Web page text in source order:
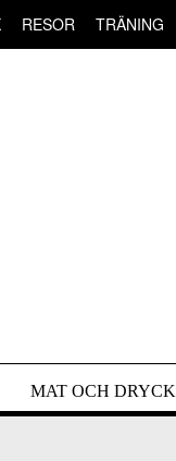
RESOR TRÄNING
MAT OCH DRYCK